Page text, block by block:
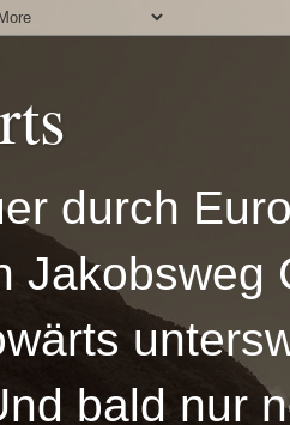
durch
Jakobsweg
bald nur